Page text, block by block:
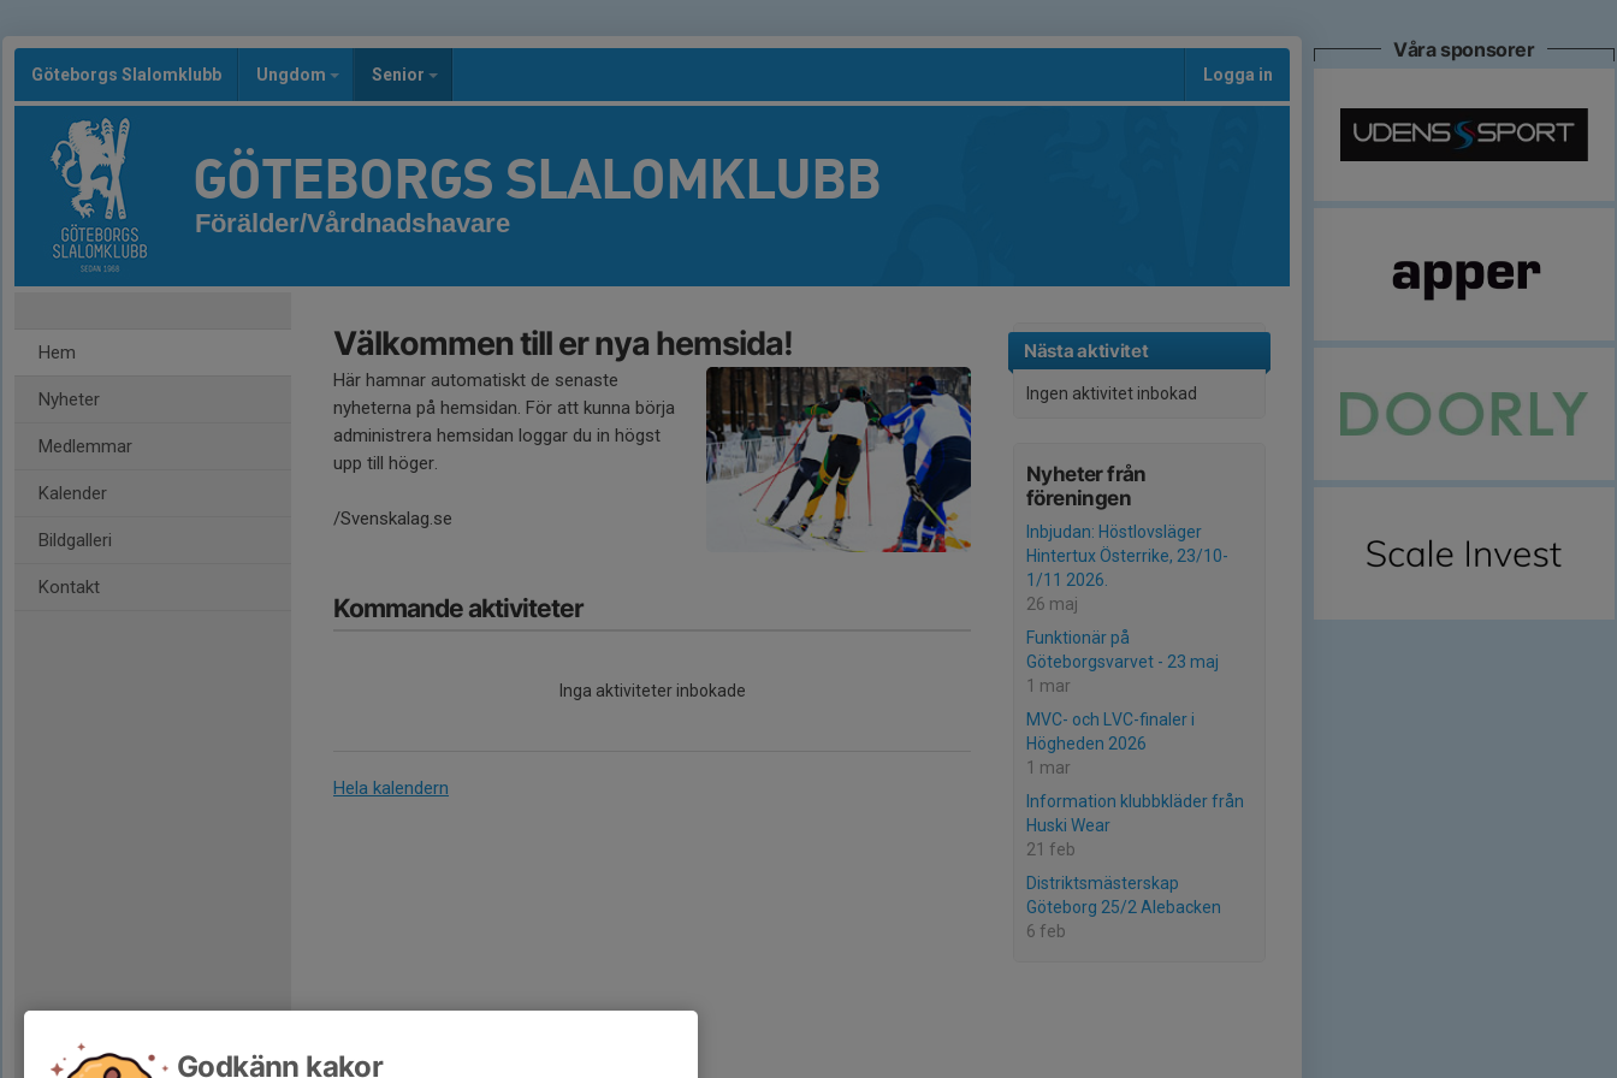
Göteborgs Slalomklubb Ungdom Senior Logga in
GÖTEBORGS SLALOMKLUBB
Förälder/Vårdnadshavare
Hem
Nyheter
Medlemmar
Kalender
Bildgalleri
Kontakt
Nästa aktivitet
Ingen aktivitet inbokad
Nyheter från
föreningen
Inbjudan: Höstlovsläger
Hintertux Österrike, 23/10-
1/11 2026.
26 maj
Funktionär på
Göteborgsvarvet - 23 maj
1 mar
MVC- och LVC-finaler i
Högheden 2026
1 mar
Information klubbkläder från
Huski Wear
21 feb
Distriktsmästerskap
Göteborg 25/2 Alebacken
6 feb
Välkommen till er nya hemsida!
Här hamnar automatiskt de senaste
nyheterna på hemsidan. För att kunna börja
administrera hemsidan loggar du in högst
upp till höger.
/Svenskalag.se
Kommande aktiviteter
Inga aktiviteter inbokade
Hela kalendern
Våra sponsorer
Godkänn kakor